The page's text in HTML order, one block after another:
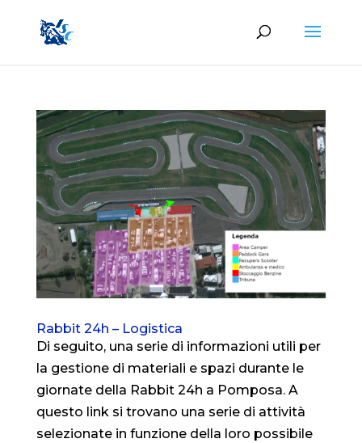
Rabbit 24h – Logistica
Di seguito, una serie di informazioni utili per
la gestione di materiali e spazi durante le
giornate della Rabbit 24h a Pomposa. A
questo link si trovano una serie di attività
selezionate in funzione della loro possibile